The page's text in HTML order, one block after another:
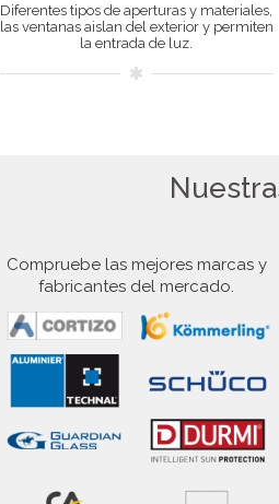
Diferentes tipos de aperturas y materiales,
las ventanas aislan del exterior y permiten
la entrada de luz.
Compruebe las mejores marcas y
fabricantes del mercado.